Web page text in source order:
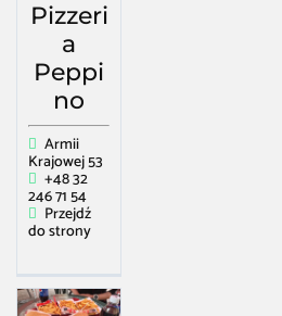
Pizzeri
a
Peppi
no
Armii
Krajowej 53
+48 32
246 71 54
Przejdź
do strony